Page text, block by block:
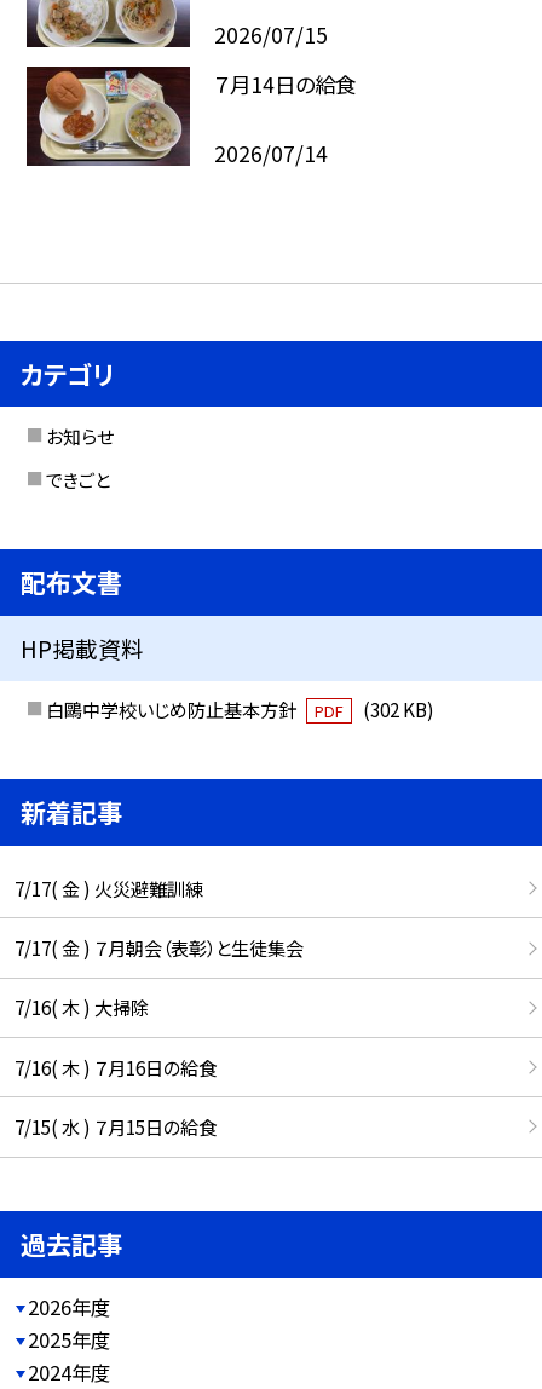
2026/07/15
７月14日の給食
2026/07/14
カテゴリ
お知らせ
できごと
配布文書
HP掲載資料
白鷗中学校いじめ防止基本方針 PDF (302 KB)
新着記事
7/17( 金 ) 火災避難訓練
7/17( 金 ) ７月朝会（表彰）と生徒集会
7/16( 木 ) 大掃除
7/16( 木 ) ７月16日の給食
7/15( 水 ) ７月15日の給食
過去記事
2026年度
2025年度
2024年度